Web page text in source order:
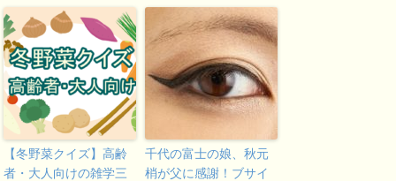
【冬野菜クイズ】高齢
者・大人向けの雑学三
千代の富士の娘、秋元
梢が父に感謝！ブサイ